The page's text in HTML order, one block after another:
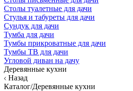
Столы туалетные для дачи
Стулья и табуреты для дачи
Сундук для дачи
Тумба для дачи
Тумбы прикроватные для дачи
Тумбы ТВ для дачи
Угловой диван на дачу
Деревянные кухни
Назад
Каталог/Деревянные кухни